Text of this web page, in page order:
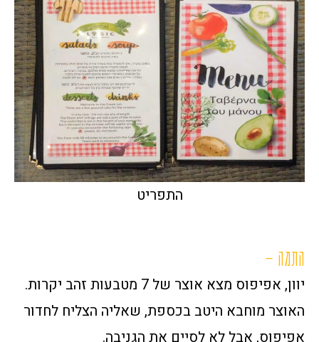
התפריט
התמה –
יוון, אפיפוס מצא אוצר של 7 מטבעות זהב יקרות.
האוצר מוחבא היטב בכספת, שאליה הצליח לחדור
אפיפוס, אבל לא לסיים את הגניבה.